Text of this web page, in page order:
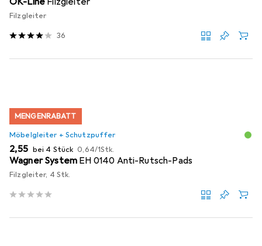
Filzgleiter
36
MENGENRABATT
Möbelgleiter + Schutzpuffer
EUR
2,55 bei 4 Stück EUR
0,64/1Stk.
Wagner System EH 0140 Anti-Rutsch-Pads
Filzgleiter, 4 Stk.